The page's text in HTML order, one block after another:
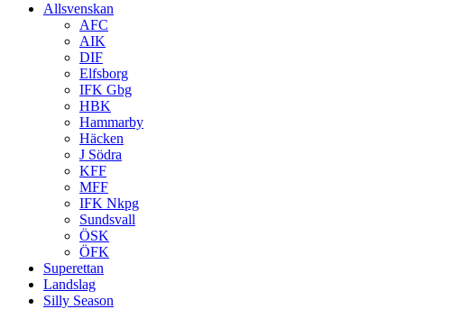
Allsvenskan
AFC
AIK
DIF
Elfsborg
IFK Gbg
HBK
Hammarby
Häcken
J Södra
KFF
MFF
IFK Nkpg
Sundsvall
ÖSK
ÖFK
Superettan
Landslag
Silly Season